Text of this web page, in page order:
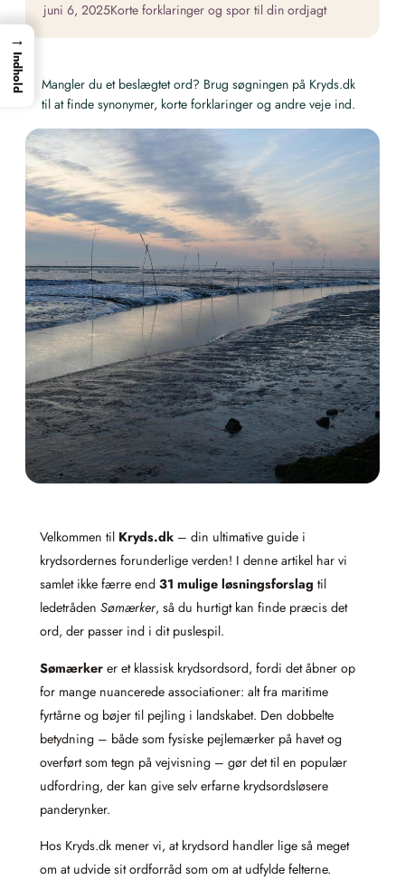
juni 6, 2025Korte forklaringer og spor til din ordjagt
Mangler du et beslægtet ord? Brug søgningen på Kryds.dk
til at finde synonymer, korte forklaringer og andre veje ind.
Velkommen til Kryds.dk – din ultimative guide i
krydsordernes forunderlige verden! I denne artikel har vi
samlet ikke færre end 31 mulige løsningsforslag til
ledetråden Sømærker, så du hurtigt kan finde præcis det
ord, der passer ind i dit puslespil.
Sømærker er et klassisk krydsordsord, fordi det åbner op
for mange nuancerede associationer: alt fra maritime
fyrtårne og bøjer til pejling i landskabet. Den dobbelte
betydning – både som fysiske pejlemærker på havet og
overført som tegn på vejvisning – gør det til en populær
udfordring, der kan give selv erfarne krydsordsløsere
panderynker.
Hos Kryds.dk mener vi, at krydsord handler lige så meget
om at udvide sit ordforråd som om at udfylde felterne.
→
Indhold